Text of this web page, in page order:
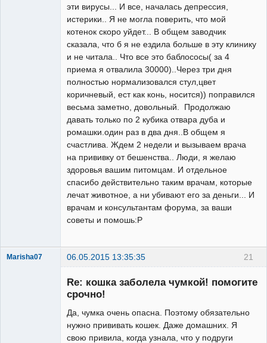
эти вирусы... И все, началась депрессия,
истерики.. Я не могла поверить, что мой
котенок скоро уйдет... В общем заводчик
сказала, что б я не ездила больше в эту клинику
и не читала.. Что все это баблососы( за 4
приема я отвалила 30000)..Через три дня
полностью нормализовался стул,цвет
коричневый, ест как конь, носится)) поправился
весьма заметно, довольный. Продолжаю
давать только по 2 кубика отвара дуба и
ромашки.один раз в два дня..В общем я
счастлива. Ждем 2 недели и вызываем врача
на прививку от бешенства.. Люди, я желаю
здоровья вашим питомцам. И отдельное
спасибо действительно таким врачам, которые
лечат животное, а ни убивают его за деньги... И
врачам и консультантам форума, за ваши
советы и помошь:P
21
Marisha07 06.05.2015 13:35:35
Re: кошка заболела чумкой! помогите
срочно!
Да, чумка очень опасна. Поэтому обязательно
нужно прививать кошек. Даже домашних. Я
свою привила, когда узнала, что у подруги